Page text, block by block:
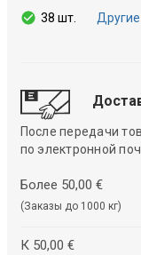
38 шт.
После передачи
по электронной
Более 50,00 €
(Заказы до 1000 кг)
К 50,00 €